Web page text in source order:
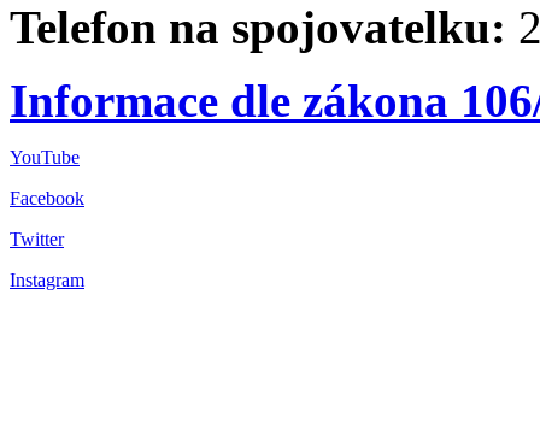
Telefon na spojovatelku:
Informace dle zákona
YouTube
Facebook
Twitter
Instagram